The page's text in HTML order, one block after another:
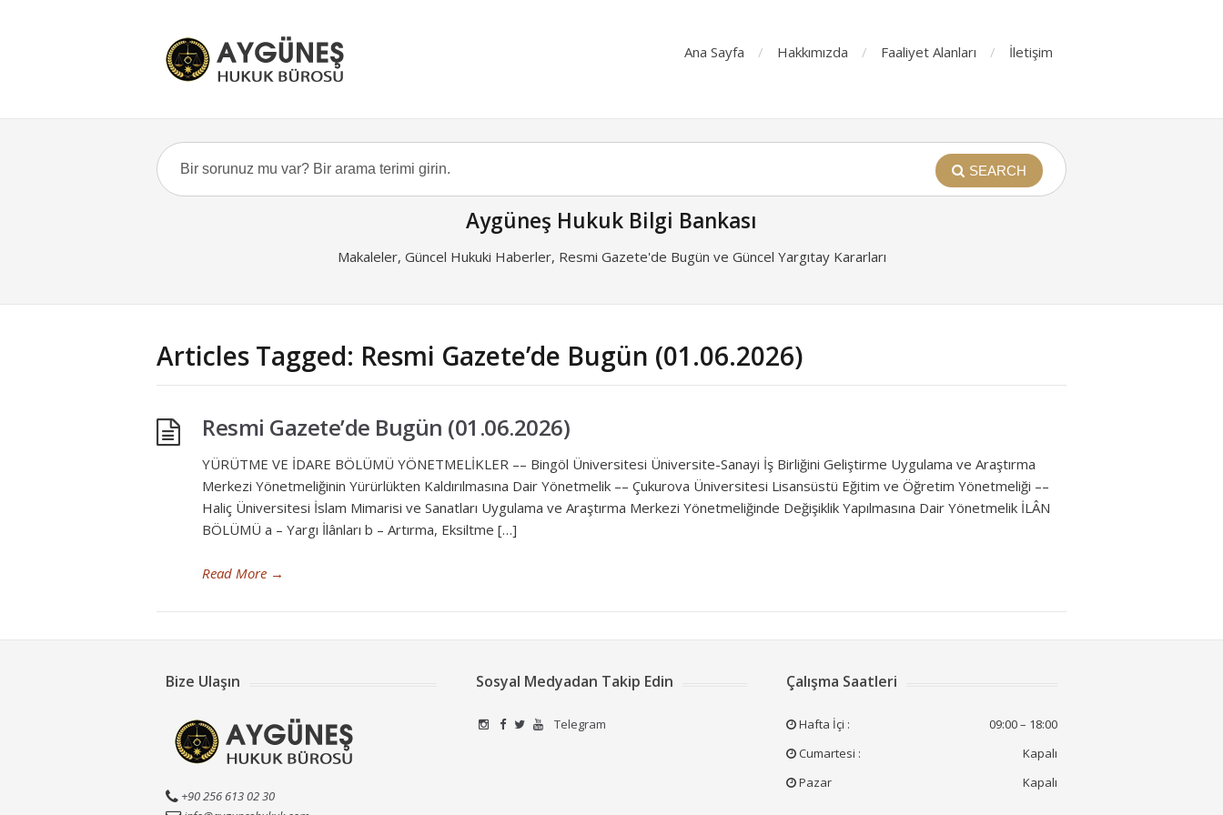
Ana Sayfa Hakkımızda Faaliyet Alanları İletişim
SEARCH
Aygüneş Hukuk Bilgi Bankası
Makaleler, Güncel Hukuki Haberler, Resmi Gazete'de Bugün ve Güncel Yargıtay Kararları
Articles Tagged: Resmi Gazete’de Bugün (01.06.2026)
Resmi Gazete’de Bugün (01.06.2026)
YÜRÜTME VE İDARE BÖLÜMÜ YÖNETMELİKLER –– Bingöl Üniversitesi Üniversite-Sanayi İş Birliğini Geliştirme Uygulama ve Araştırma
Merkezi Yönetmeliğinin Yürürlükten Kaldırılmasına Dair Yönetmelik –– Çukurova Üniversitesi Lisansüstü Eğitim ve Öğretim Yönetmeliği ––
Haliç Üniversitesi İslam Mimarisi ve Sanatları Uygulama ve Araştırma Merkezi Yönetmeliğinde Değişiklik Yapılmasına Dair Yönetmelik İLÂN
BÖLÜMÜ a – Yargı İlânları b – Artırma, Eksiltme […]
Read More →
Bize Ulaşın
+90 256 613 02 30
Sosyal Medyadan Takip Edin
Telegram
Çalışma Saatleri
Hafta İçi :
09:00 – 18:00
Cumartesi :
Kapalı
Pazar
Kapalı